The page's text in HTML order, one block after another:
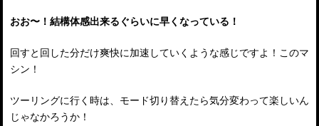
おお〜！結構体感出来るぐらいに早くなっている！
回すと回した分だけ爽快に加速していくような感じですよ！このマ
シン！
ツーリングに行く時は、モード切り替えたら気分変わって楽しいん
じゃなかろうか！